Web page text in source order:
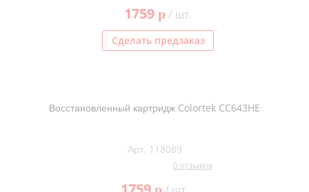
1759 p/ шт.
Сделать предзаказ
Восстановленный картридж Colortek CC643HE
Арт. 118089
0 отзывов
p